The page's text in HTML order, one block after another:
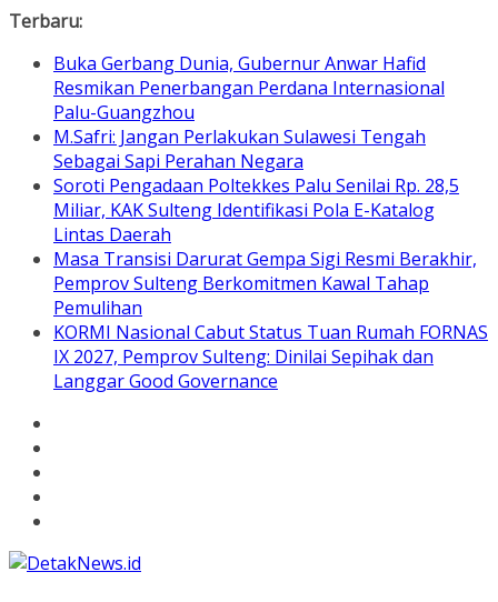
Skip
content
Terbaru:
Buka Gerbang Dunia, Gubernur Anwar Hafid
Resmikan Penerbangan Perdana Internasional
Palu-Guangzhou
M.Safri: Jangan Perlakukan Sulawesi Tengah
Sebagai Sapi Perahan Negara
Soroti Pengadaan Poltekkes Palu Senilai Rp. 28,5
Miliar, KAK Sulteng Identifikasi Pola E-Katalog
Lintas Daerah
Masa Transisi Darurat Gempa Sigi Resmi Berakhir,
Pemprov Sulteng Berkomitmen Kawal Tahap
Pemulihan
KORMI Nasional Cabut Status Tuan Rumah FORNAS
IX 2027, Pemprov Sulteng: Dinilai Sepihak dan
Langgar Good Governance